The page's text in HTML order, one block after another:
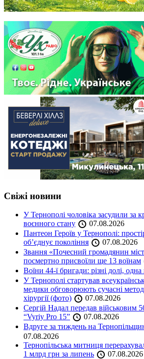
Свіжі новини
У Тернополі чоловіка засудили за
воєнного стану
07.08.2026
Пантеон Героїв у Тернополі:
об’єднує покоління
07.08.2026
Звання «Почесний громадянин
посмертно присвоїли ще 13 воїнам
Воїни 44-ї бригади: різні долі, одна
У Тернополі стартував
медики обговорюють сучасні
хірургії (фото)
07.08.2026
Сергій Надал передав військовим
“Vyriy Pro 15”
07.08.2026
Вдруге за тиждень на
07.08.2026
Тернопільська митниця
1 млрд грн за липень
07.08.2026